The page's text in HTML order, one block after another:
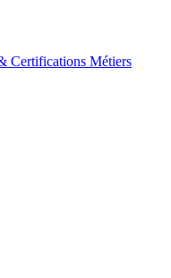
Certifications Métiers